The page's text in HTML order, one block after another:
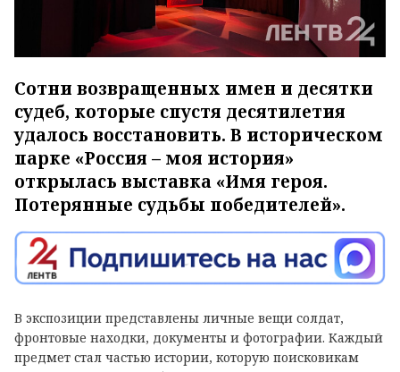
Сотни возвращенных имен и десятки
судеб, которые спустя десятилетия
удалось восстановить. В историческом
парке «Россия – моя история»
открылась выставка «Имя героя.
Потерянные судьбы победителей».
В экспозиции представлены личные вещи солдат,
фронтовые находки, документы и фотографии. Каждый
предмет стал частью истории, которую поисковикам